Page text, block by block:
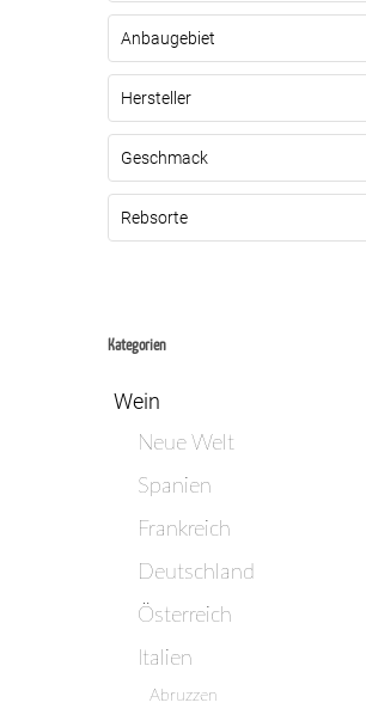
Anbaugebiet
Hersteller
Geschmack
Rebsorte
Kategorien
Wein
Neue Welt
Spanien
Frankreich
Deutschland
Österreich
Italien
Abruzzen